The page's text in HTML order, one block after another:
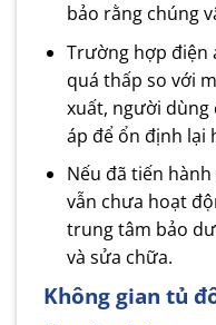
bảo rằng chúng
Trường hợp điện
quá thấp so với
xuất, người dùng
áp để ổn định lại
Nếu đã tiến
vẫn chưa hoạt
trung tâm bảo
và sửa chữa.
Không gian tủ